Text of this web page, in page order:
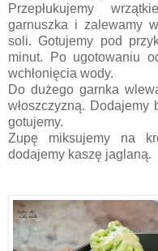
Przepłukujemy
garnuszka i zalewamy
soli. Gotujemy pod
minut. Po ugotowaniu
wchłonięcia wody.
Do dużego garnka
włoszczyzną. Dodajemy
gotujemy.
Zupę miksujemy na
dodajemy kaszę jaglaną.